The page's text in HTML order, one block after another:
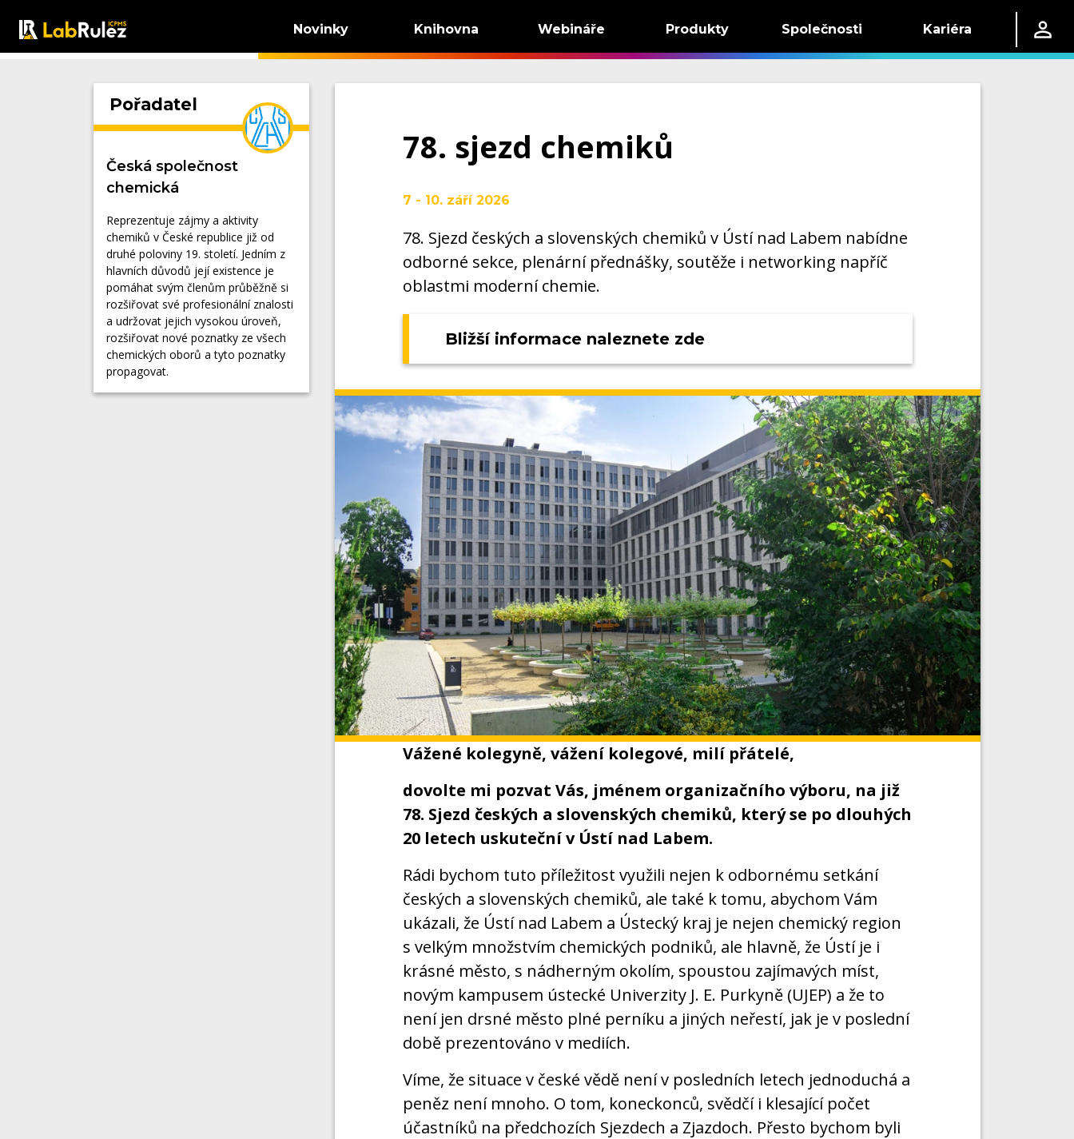
Novinky Knihovna Webináře Produkty Společnosti Kariéra
Pořadatel
Česká společnost
chemická
Reprezentuje zájmy a aktivity
chemiků v České republice již od
druhé poloviny 19. století. Jedním z
hlavních důvodů její existence je
pomáhat svým členům průběžně si
rozšiřovat své profesionální znalosti
a udržovat jejich vysokou úroveň,
rozšiřovat nové poznatky ze všech
chemických oborů a tyto poznatky
propagovat.
78. sjezd chemiků
7 - 10. září 2026
78. Sjezd českých a slovenských chemiků v Ústí nad Labem nabídne
odborné sekce, plenární přednášky, soutěže i networking napříč
oblastmi moderní chemie.
Bližší informace naleznete zde
Vážené kolegyně, vážení kolegové, milí přátelé,
dovolte mi pozvat Vás, jménem organizačního výboru, na již
78. Sjezd českých a slovenských chemiků, který se po dlouhých
20 letech uskuteční v Ústí nad Labem.
Rádi bychom tuto příležitost využili nejen k odbornému setkání
českých a slovenských chemiků, ale také k tomu, abychom Vám
ukázali, že Ústí nad Labem a Ústecký kraj je nejen chemický region
s velkým množstvím chemických podniků, ale hlavně, že Ústí je i
krásné město, s nádherným okolím, spoustou zajímavých míst,
novým kampusem ústecké Univerzity J. E. Purkyně (UJEP) a že to
není jen drsné město plné perníku a jiných neřestí, jak je v poslední
době prezentováno v mediích.
Víme, že situace v české vědě není v posledních letech jednoduchá a
peněz není mnoho. O tom, koneckonců, svědčí i klesající počet
účastníků na předchozích Sjezdech a Zjazdoch. Přesto bychom byli